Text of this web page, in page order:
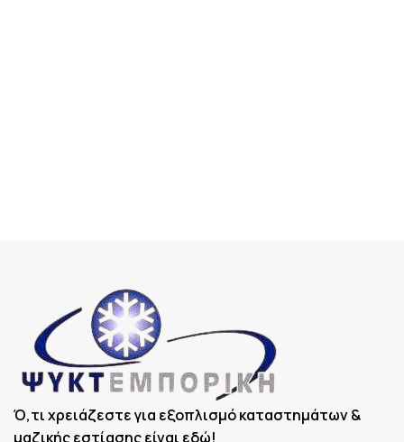
Ό,τι χρειάζεστε για εξοπλισμό καταστημάτων &
μαζικής εστίασης είναι εδώ!